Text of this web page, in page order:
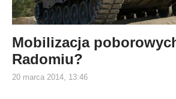
Mobilizacja
Radomiu?
20 marca 2014, 13:46